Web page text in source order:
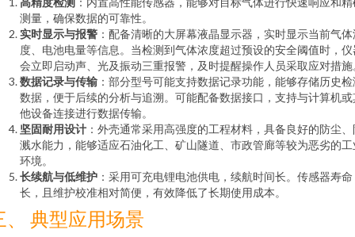
测量，确保数据的可靠性。
实时显示与报警 ：配备清晰的大屏幕液晶显示器，实时显示当前气体
度、电池电量等信息。当检测到气体浓度超过预设的安全阈值时，仪
会立即启动声、光及振动三重报警，及时提醒操作人员采取应对措施
数据记录与传输 ：部分型号可能支持数据记录功能，能够存储历史检
数据，便于后续的分析与追溯。可能配备数据接口，支持与计算机或
他设备连接进行数据传输。
坚固耐用设计 ：外壳通常采用高强度的工程材料，具备良好的防尘、
溅水能力，能够适应石油化工、矿山隧道、市政管廊等较为恶劣的工
环境。
长续航与低维护 ：采用可充电锂电池供电，续航时间长。传感器寿命
长，且维护校准相对简便，有效降低了长期使用成本。
、 典型应用场景